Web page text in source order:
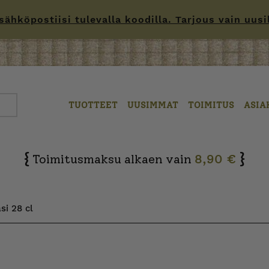
tulevalla koodilla. Tarjous vain
TUOTTEET UUSIMMAT TOIMITUS
{ Toimitusmaksu alkaen vain 8,90 € }
28 cl